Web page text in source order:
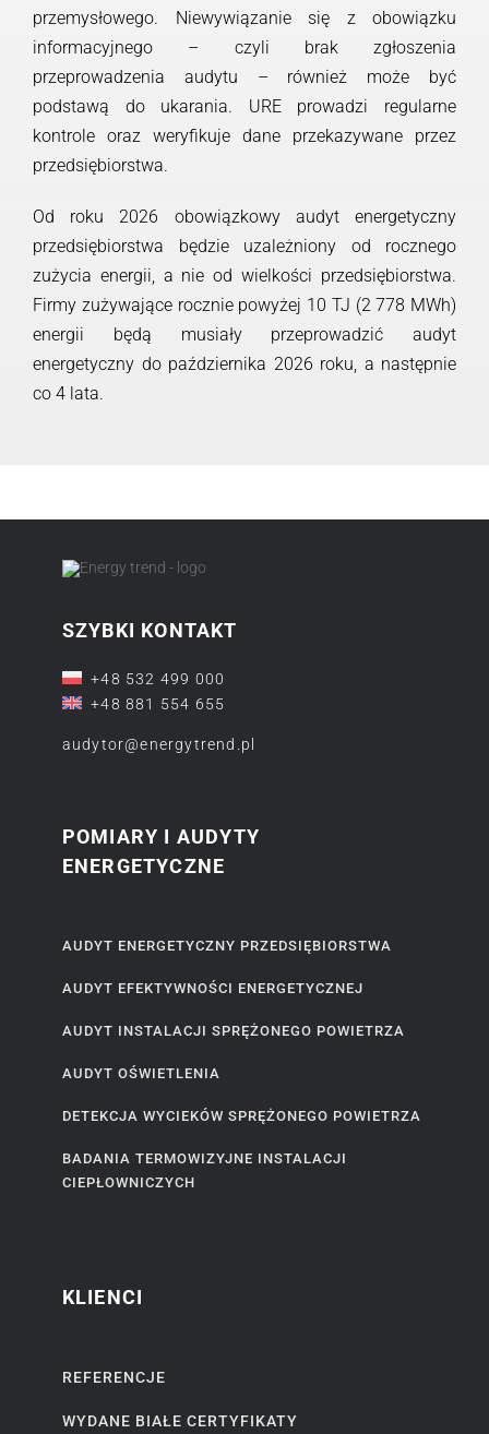
przemysłowego. Niewywiązanie się z obowiązku
informacyjnego – czyli brak zgłoszenia
przeprowadzenia audytu – również może być
podstawą do ukarania. URE prowadzi regularne
kontrole oraz weryfikuje dane przekazywane przez
przedsiębiorstwa.
Od roku 2026 obowiązkowy audyt energetyczny
przedsiębiorstwa będzie uzależniony od rocznego
zużycia energii, a nie od wielkości przedsiębiorstwa.
Firmy zużywające rocznie powyżej 10 TJ (2 778 MWh)
energii będą musiały przeprowadzić audyt
energetyczny do października 2026 roku, a następnie
co 4 lata.
SZYBKI KONTAKT
+48 532 499 000
+48 881 554 655
audytor@energytrend.pl
POMIARY I AUDYTY
ENERGETYCZNE
AUDYT ENERGETYCZNY PRZEDSIĘBIORSTWA
AUDYT EFEKTYWNOŚCI ENERGETYCZNEJ
AUDYT INSTALACJI SPRĘŻONEGO POWIETRZA
AUDYT OŚWIETLENIA
DETEKCJA WYCIEKÓW SPRĘŻONEGO POWIETRZA
BADANIA TERMOWIZYJNE INSTALACJI
CIEPŁOWNICZYCH
KLIENCI
REFERENCJE
WYDANE BIAŁE CERTYFIKATY